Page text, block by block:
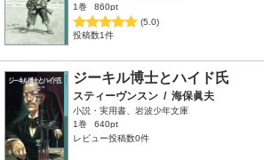
1巻
860pt
(5.0)
投稿数1件
ジーキル博士とハイド氏
スティーヴンスン / 海保眞夫
小説・実用書、岩波少年文庫
1巻
640pt
レビュー投稿数0件